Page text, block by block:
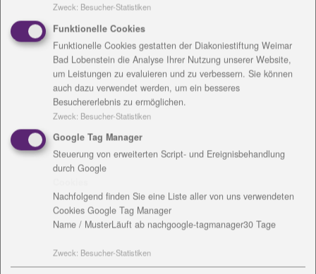
ist das Bild von Familie mittlerweile sehr bunt und
vielfältig. Überall dort, wo Menschen verbindlich und
freiwillig Verantwortung füreinander übernehmen,
überall dort ist Familie. Das zeigt sich auch an den
diesjährigen Preisträgerinnen und Preisträgern.“
Zwei erste Preise mit einem Preisgeld von jeweils
4.000 Euro wurden vergeben an die Erfurterin Carola
Backfisch für ihr Engagement zugunsten
wohnungsloser Kinder und ihrer Familien sowie an
den Landesverband der Pflege- und Adoptivfamilien
Schulung und Begleitung von Einzelvormündern für
Pflegekinder in Thüringen.
Die geschäftsführende Kuratorin der Stiftung
FamilienSinn, Ines Wesselow-Benkert, ehrte die
Zweck: Besucher-Statistiken
Funktionelle Cookies
Funktionelle Cookies gestatten der Diakoniestiftung Weimar
Bad Lobenstein die Analyse Ihrer Nutzung unserer Website,
um Leistungen zu evaluieren und zu verbessern. Sie können
auch dazu verwendet werden, um ein besseres
Besuchererlebnis zu ermöglichen.
Zweck: Besucher-Statistiken
Google Tag Manager
Steuerung von erweiterten Script- und Ereignisbehandlung
durch Google
Nachfolgend finden Sie eine Liste aller von uns verwendeten
Cookies Google Tag Manager
Name / MusterLäuft ab nachgoogle-tagmanager30 Tage
Zweck: Besucher-Statistiken